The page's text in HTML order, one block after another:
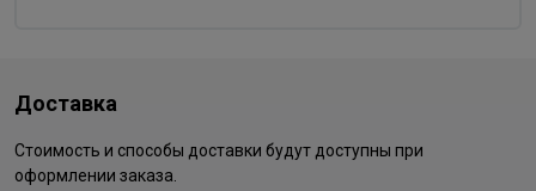
Доставка
Стоимость и способы доставки будут доступны при
оформлении заказа.